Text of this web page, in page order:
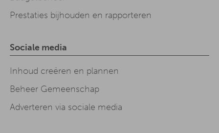
Prestaties bijhouden en rapporteren
Sociale media
Inhoud creëren en plannen
Beheer Gemeenschap
Adverteren via sociale media